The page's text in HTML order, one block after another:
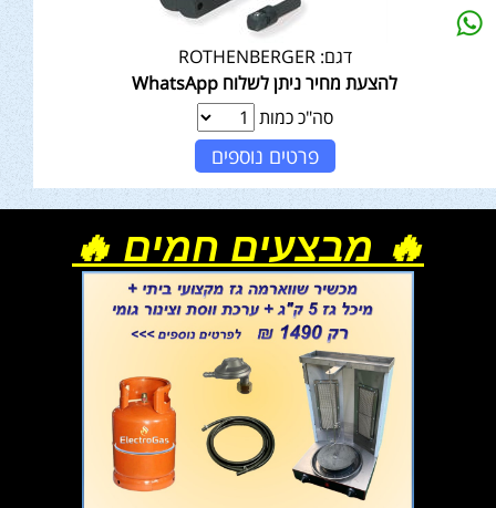
דגם: ROTHENBERGER
להצעת מחיר ניתן לשלוח WhatsApp
סה"כ כמות
פרטים נוספים
🔥 מבצעים חמים 🔥